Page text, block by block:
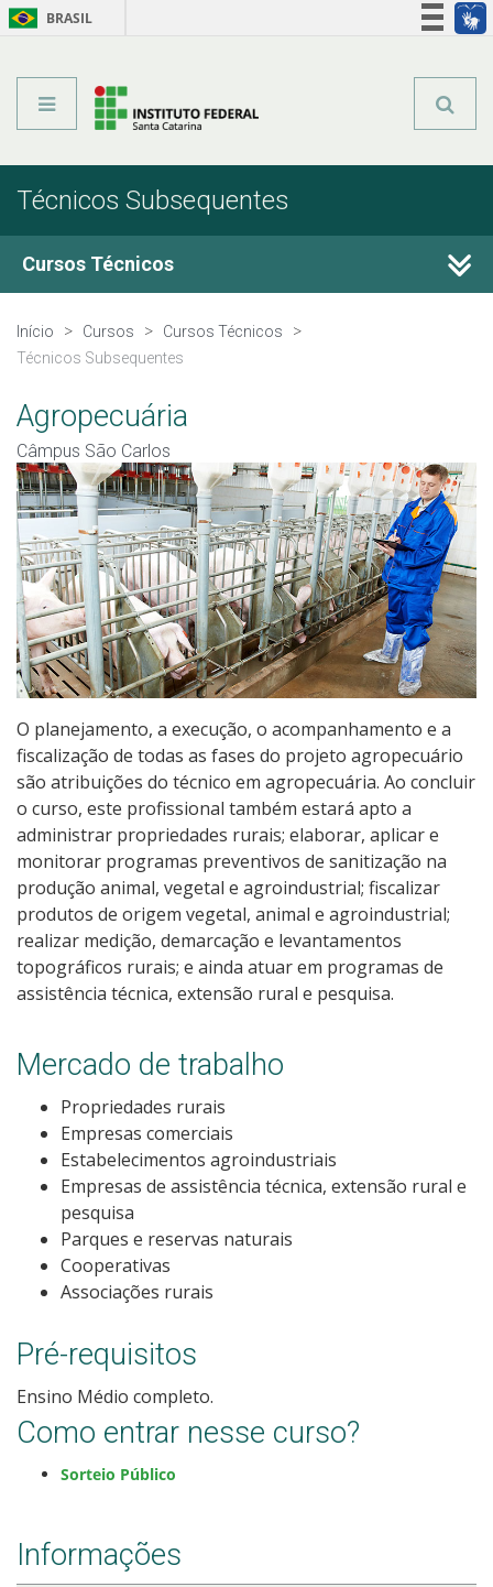
BRASIL
Técnicos Subsequentes
Cursos Técnicos
Cursos Técnicos
Qualificação Profissional
Pós-graduação
Educação a Distância
Educação de Jovens e Adultos
Transferências e retornos
PartiuIF
Parcerias
Processo de Inscrição
Resultados
Calendário de inscrições
Processos Seletivos
Cotas
Orientações para comprovação de cotas
Inscrições e acompanhamento
Orientações para Matrícula
Estatísticas dos Processos Seletivos
Cadastro de interesse
Início Cursos
Cursos Técnicos
Técnicos Subsequentes
Agropecuária
Câmpus São Carlos
O planejamento, a execução, o acompanhamento e a
fiscalização de todas as fases do projeto agropecuário
são atribuições do técnico em agropecuária. Ao concluir
o curso, este profissional também estará apto a
administrar propriedades rurais; elaborar, aplicar e
monitorar programas preventivos de sanitização na
produção animal, vegetal e agroindustrial; fiscalizar
produtos de origem vegetal, animal e agroindustrial;
realizar medição, demarcação e levantamentos
topográficos rurais; e ainda atuar em programas de
assistência técnica, extensão rural e pesquisa.
Mercado de trabalho
Propriedades rurais
Empresas comerciais
Estabelecimentos agroindustriais
Empresas de assistência técnica, extensão rural e
pesquisa
Parques e reservas naturais
Cooperativas
Associações rurais
Pré-requisitos
Ensino Médio completo.
Como entrar nesse curso?
Sorteio Público
Informações